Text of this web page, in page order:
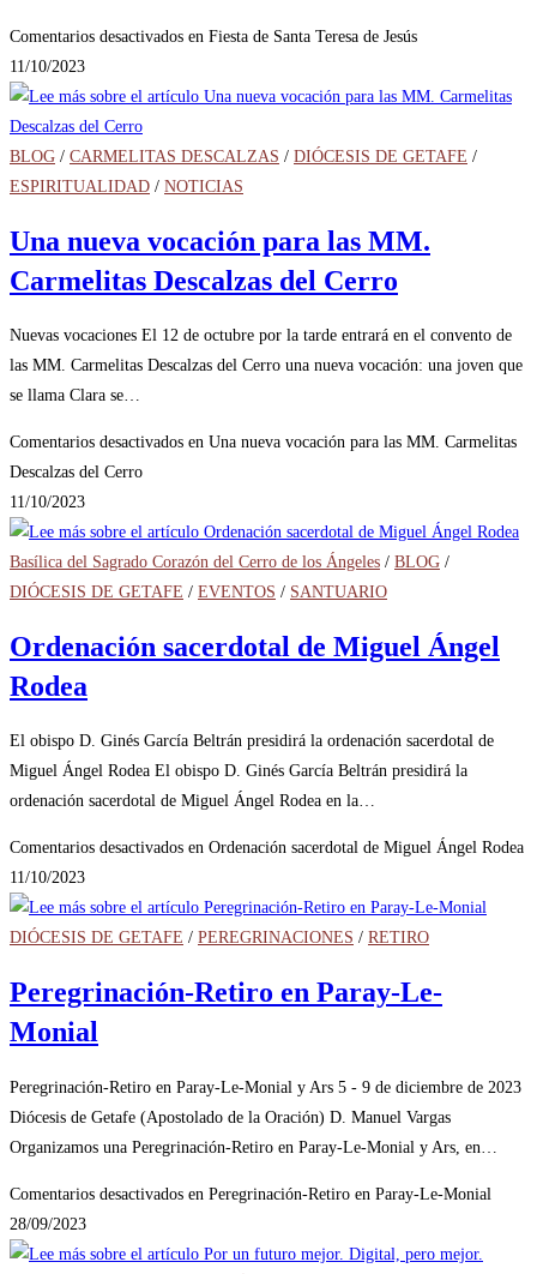
Comentarios desactivados en Fiesta de Santa Teresa de Jesús
11/10/2023
BLOG / CARMELITAS DESCALZAS / DIÓCESIS DE GETAFE /
ESPIRITUALIDAD / NOTICIAS
Una nueva vocación para las MM.
Carmelitas Descalzas del Cerro
Nuevas vocaciones El 12 de octubre por la tarde entrará en el convento de
las MM. Carmelitas Descalzas del Cerro una nueva vocación: una joven que
se llama Clara se…
Comentarios desactivados en Una nueva vocación para las MM. Carmelitas
Descalzas del Cerro
11/10/2023
Basílica del Sagrado Corazón del Cerro de los Ángeles / BLOG /
DIÓCESIS DE GETAFE / EVENTOS / SANTUARIO
Ordenación sacerdotal de Miguel Ángel
Rodea
El obispo D. Ginés García Beltrán presidirá la ordenación sacerdotal de
Miguel Ángel Rodea El obispo D. Ginés García Beltrán presidirá la
ordenación sacerdotal de Miguel Ángel Rodea en la…
Comentarios desactivados en Ordenación sacerdotal de Miguel Ángel Rodea
11/10/2023
DIÓCESIS DE GETAFE / PEREGRINACIONES / RETIRO
Peregrinación-Retiro en Paray-Le-
Monial
Peregrinación-Retiro en Paray-Le-Monial y Ars 5 - 9 de diciembre de 2023
Diócesis de Getafe (Apostolado de la Oración) D. Manuel Vargas
Organizamos una Peregrinación-Retiro en Paray-Le-Monial y Ars, en…
Comentarios desactivados en Peregrinación-Retiro en Paray-Le-Monial
28/09/2023